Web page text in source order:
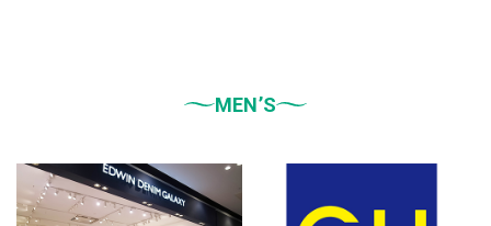
大人女性に似合うスタイルを提案し
などをゾーンに分けて配置し、広
MEN’S